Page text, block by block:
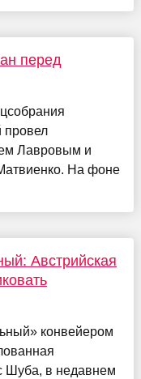
перед
провел
Лавровым и
На фоне
Австрийская
конвейером
Шуба, в недавнем